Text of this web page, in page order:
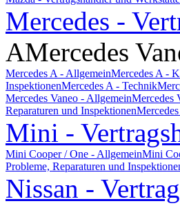
Mercedes -
AMercedes
Mercedes A - AllgemeinMercedes A -
InspektionenMercedes A - Technik
Mercedes Vaneo - AllgemeinMercedes
Reparaturen und Inspektionen
Mini -
Mini Cooper / One - AllgemeinMini
Probleme, Reparaturen und
Nissan -